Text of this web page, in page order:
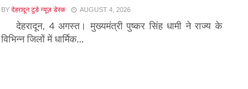
BY देहरादून टुडे न्यूज़ डेस्क AUGUST 4, 2026
देहरादून, 4 अगस्त। मुख्यमंत्री पुष्कर सिंह धामी ने राज्य के
विभिन्न जिलों में धार्मिक...